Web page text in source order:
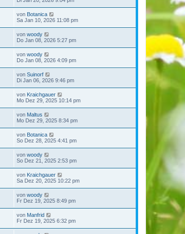
von Botanica
Sa Jan 10, 2026 11:08 pm
von woody
Do Jan 08, 2026 5:27 pm
von woody
Do Jan 08, 2026 4:09 pm
von Suinorf
Di Jan 06, 2026 9:46 pm
von Kraichgauer
Mo Dez 29, 2025 10:14 pm
von Maltus
Mo Dez 29, 2025 8:34 pm
von Botanica
So Dez 28, 2025 4:41 pm
von woody
So Dez 21, 2025 2:53 pm
von Kraichgauer
Sa Dez 20, 2025 10:22 pm
von woody
Fr Dez 19, 2025 8:49 pm
von Manfrid
Fr Dez 19, 2025 6:32 pm